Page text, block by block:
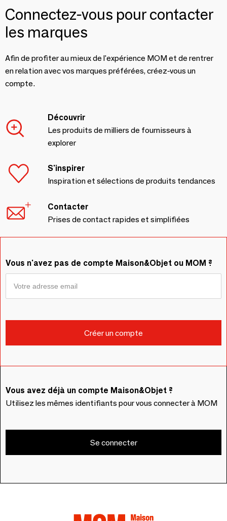
Connectez-vous pour contacter
les marques
Afin de profiter au mieux de l'expérience MOM et de rentrer
en relation avec vos marques préférées, créez-vous un
compte.
Découvrir
Les produits de milliers de fournisseurs à
explorer
S'inspirer
Inspiration et sélections de produits tendances
Contacter
Prises de contact rapides et simplifiées
Vous n'avez pas de compte Maison&Objet ou MOM ?
Vous avez déjà un compte Maison&Objet ?
Utilisez les mêmes identifiants pour vous connecter à MOM
Se connecter